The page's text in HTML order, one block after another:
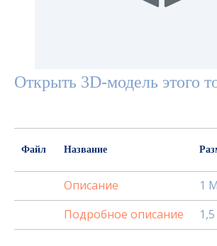
Открыть 3D-модель этого
Файл Название
Описание 1
Подробное описание